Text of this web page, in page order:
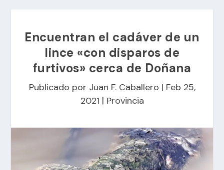
Encuentran el cadáver de un
lince «con disparos de
furtivos» cerca de Doñana
Publicado por Juan F. Caballero | Feb 25,
2021 | Provincia